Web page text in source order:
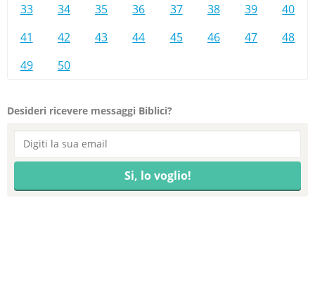
33
34 35 36 37 38 39
40
41
42 43 44 45 46 47
48
49
50
Desideri ricevere messaggi Biblici?